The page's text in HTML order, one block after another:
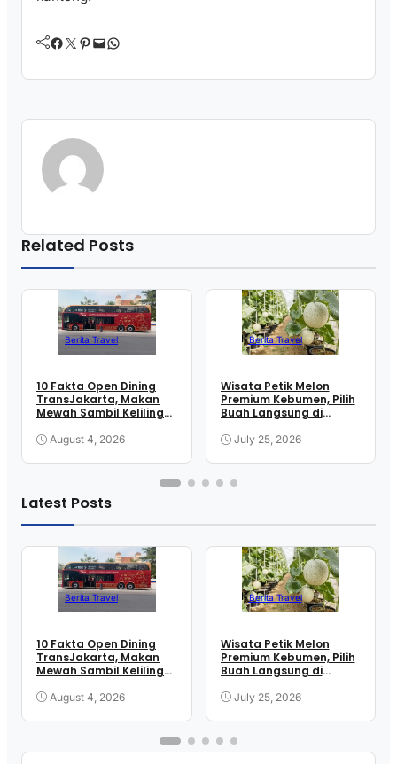
Facebook Twitter Pinterest Mail WhatsApp
Related Posts
Berita Travel
10 Fakta Open Dining
TransJakarta, Makan
Mewah Sambil Keliling
August 4, 2026
Berita Travel
Wisata Petik Melon
Premium Kebumen, Pilih
Buah Langsung di
July 25, 2026
Latest Posts
Berita Travel
10 Fakta Open Dining
TransJakarta, Makan
Mewah Sambil Keliling
August 4, 2026
Berita Travel
Wisata Petik Melon
Premium Kebumen, Pilih
Buah Langsung di
July 25, 2026